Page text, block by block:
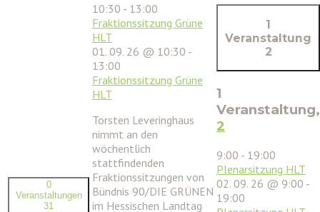
0
Veranstaltungen
31
10:30 - 13:00
Fraktionssitzung Grüne
HLT
01. 09. 26 @ 10:30 -
13:00
Fraktionssitzung Grüne
HLT
Torsten Leveringhaus
nimmt an den
wöchentlich
stattfindenden
Fraktionssitzungen von
Bündnis 90/DIE GRÜNEN
im Hessischen Landtag
1
Veranstaltung
2
1
Veranstaltung,
2
9:00 - 19:00
Plenarsitzung HLT
02. 09. 26 @ 9:00 -
19:00